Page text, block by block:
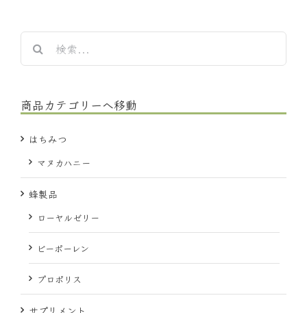
商品カテゴリーへ移動
はちみつ
マヌカハニー
蜂製品
ローヤルゼリー
ビーポーレン
プロポリス
サプリメント